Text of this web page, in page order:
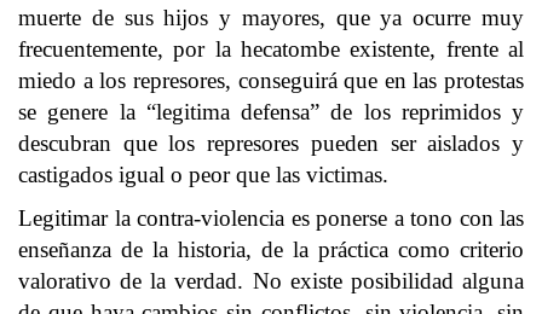
muerte de sus hijos y mayores, que ya ocurre muy
frecuentemente, por la hecatombe existente, frente al
miedo a los represores, conseguirá que en las protestas
se genere la “legitima defensa” de los reprimidos y
descubran que los represores pueden ser aislados y
castigados igual o peor que las victimas.
Legitimar la contra-violencia es ponerse a tono con las
enseñanza de la historia, de la práctica como criterio
valorativo de la verdad. No existe posibilidad alguna